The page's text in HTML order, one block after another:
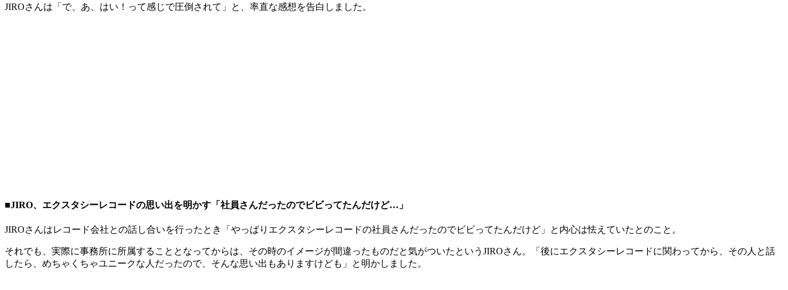
JIROさんは「で、あ、はい！って感じで圧倒されて」と、率直な感想を告白しました。
■JIRO、エクスタシーレコードの思い出を明かす「社員さんだったのでビビってたんだけど…」
JIROさんはレコード会社との話し合いを行ったとき「やっぱりエクスタシーレコードの社員さんだったのでビビってたんだけど」と内心は怯えていたとのこと。
それでも、実際に事務所に所属することとなってからは、その時のイメージが間違ったものだと気がついたというJIROさん。「後にエクスタシーレコードに関わってから、その人と話
したら、めちゃくちゃユニークな人だったので、そんな思い出もありますけども」と明かしました。